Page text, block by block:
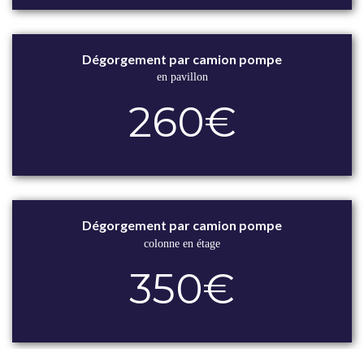
Dégorgement par camion pompe
en pavillon
260€
Dégorgement par camion pompe
colonne en étage
350€